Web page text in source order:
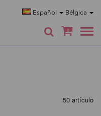
Español Bélgica
0
50 artículo